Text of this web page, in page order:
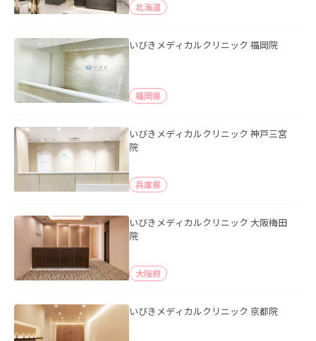
北海道
いびきメディカルクリニック 福岡院
福岡県
いびきメディカルクリニック 神戸三宮
院
兵庫県
いびきメディカルクリニック 大阪梅田
院
大阪府
いびきメディカルクリニック 京都院